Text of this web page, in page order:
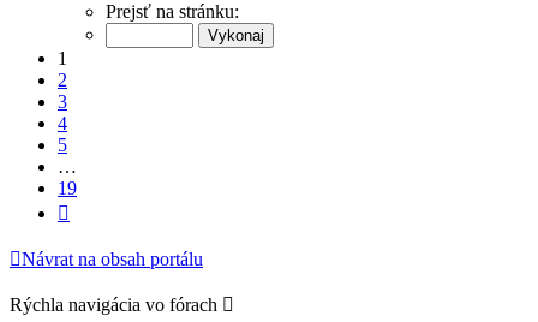
Prejsť na stránku:
1
2
3
4
5
…
19
Návrat na obsah portálu
Rýchla navigácia vo fórach